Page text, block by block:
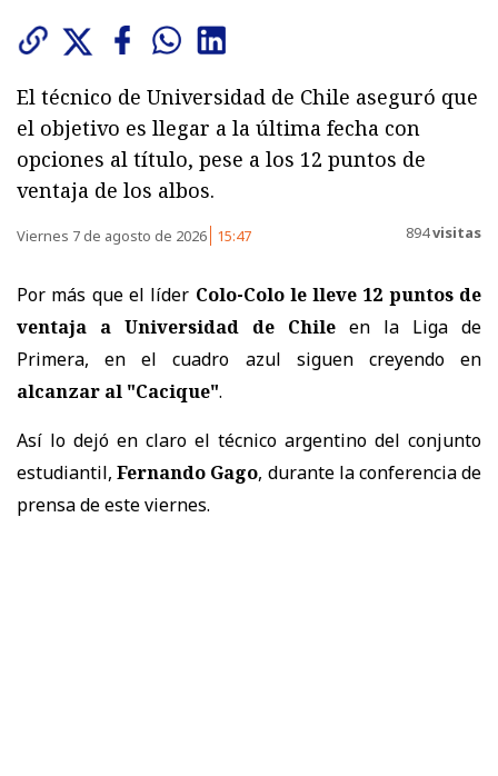
El técnico de Universidad de Chile aseguró que
el objetivo es llegar a la última fecha con
opciones al título, pese a los 12 puntos de
ventaja de los albos.
Viernes 7 de agosto de 2026 15:47 894visitas
Por más que el líder Colo-Colo le lleve 12 puntos de
ventaja a Universidad de Chile en la Liga de
Primera, en el cuadro azul siguen creyendo en
alcanzar al "Cacique".
Así lo dejó en claro el técnico argentino del conjunto
estudiantil,Fernando Gago, durante la conferencia de
prensa de este viernes.